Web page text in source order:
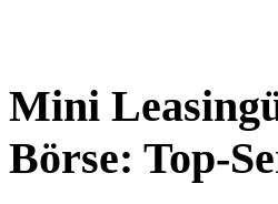
Mini
Börse: Top-